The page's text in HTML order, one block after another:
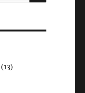
(13)